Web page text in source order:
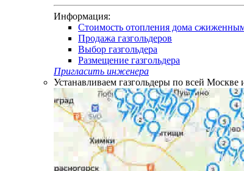
Информация:
Стоимость отопления дома сжиженным
Продажа газгольдеров
Выбор газгольдера
Размещение газгольдера
Пригласить инженера
Устанавливаем газгольдеры по всей Москве